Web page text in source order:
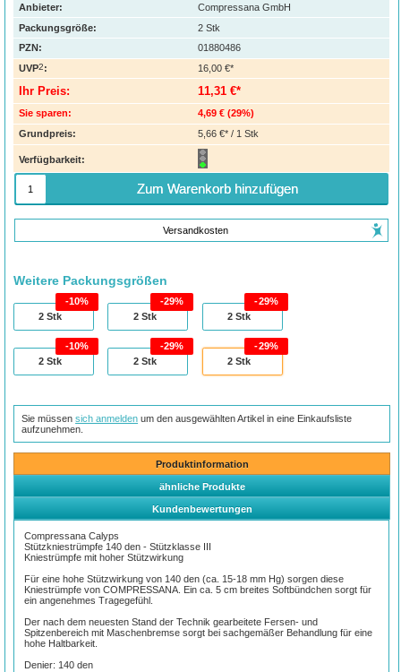
Anbieter:
Compressana GmbH
Packungsgröße:
2 Stk
PZN :
01880486
UVP2: 16,00 €*
Ihr Preis: 11,31 €*
Sie sparen: 4,69 € (29%)
Grundpreis:
5,66 €* / 1 Stk
Verfügbarkeit:
Zum Warenkorb hinzufügen
Versandkosten
Weitere Packungsgrößen
2 Stk
10%
2Stk
29%
2 Stk
29%
2 Stk
10%
2Stk
29%
2 Stk
29%
Sie müssensich anmelden um den ausgewählten Artikel in eine Einkaufsliste
aufzunehmen.
Produktinformation
ähnliche Produkte
Kundenbewertungen
Compressana Calyps
Stützkniestrümpfe 140 den - Stützklasse III
Kniestrümpfe mit hoher Stützwirkung
Für eine hohe Stützwirkung von 140 den (ca. 15-18 mm Hg) sorgen diese
Kniestrümpfe von COMPRESSANA. Ein ca. 5 cm breites Softbündchen sorgt für
ein angenehmes Tragegefühl.
Der nach dem neuesten Stand der Technik gearbeitete Fersen- und
Spitzenbereich mit Maschenbremse sorgt bei sachgemäßer Behandlung für eine
hohe Haltbarkeit.
Denier: 140 den